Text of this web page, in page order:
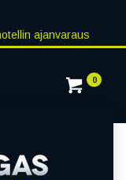
ajanvaraus
0